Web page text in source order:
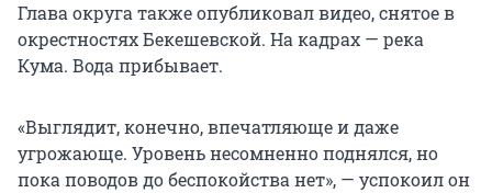
Глава округа также опубликовал видео, снятое в
окрестностях Бекешевской. На кадрах — река
Кума. Вода прибывает.
«Выглядит, конечно, впечатляюще и даже
угрожающе. Уровень несомненно поднялся, но
пока поводов до беспокойства нет», — успокоил он